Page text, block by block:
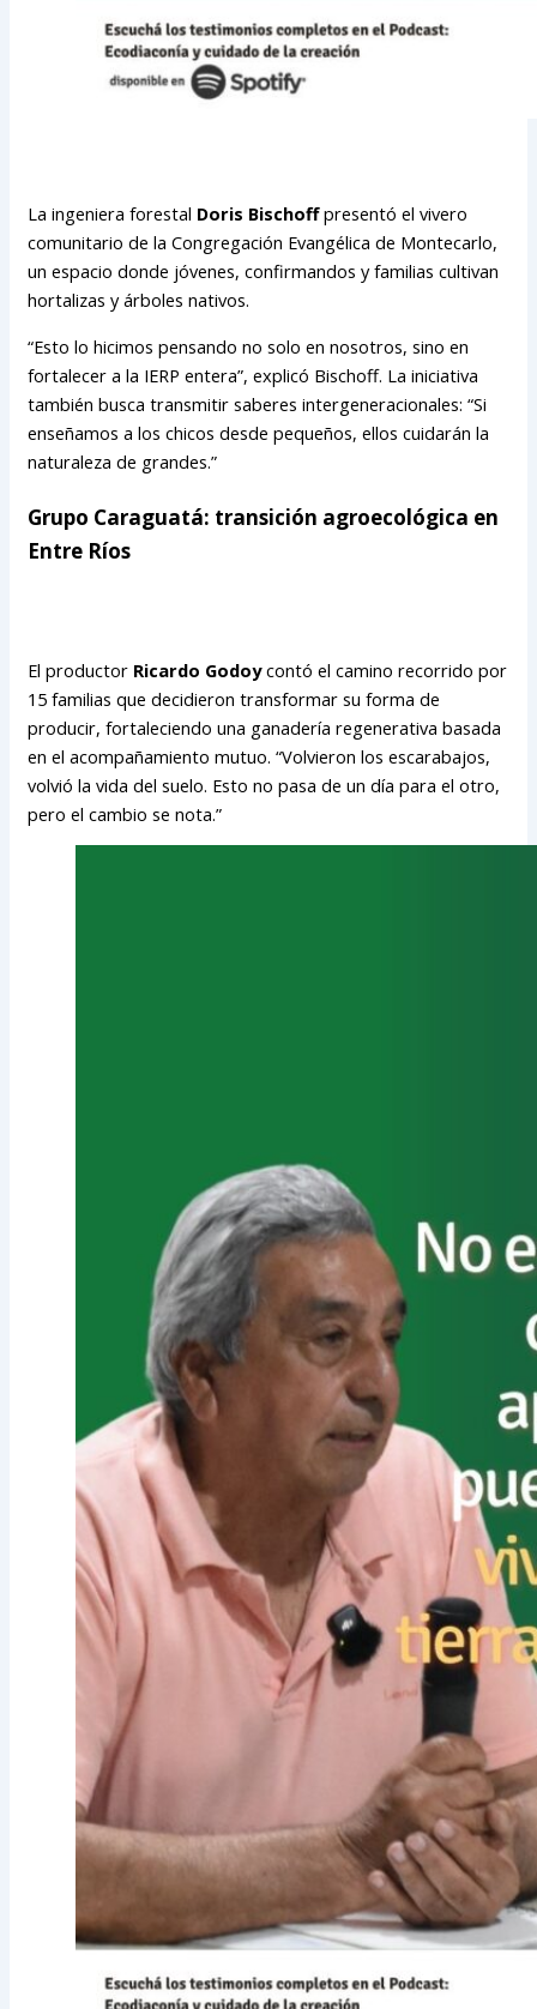
La ingeniera forestal Doris Bischoffpresentó el vivero
comunitario de la Congregación Evangélica de Montecarlo,
un espacio donde jóvenes, confirmandos y familias cultivan
hortalizas y árboles nativos.
“Esto lo hicimos pensando no solo en nosotros, sino en
fortalecer a la IERP entera”, explicó Bischoff. La iniciativa
también busca transmitir saberes intergeneracionales: “Si
enseñamos a los chicos desde pequeños, ellos cuidarán la
naturaleza de grandes.”
Grupo Caraguatá: transición agroecológica en
Entre Ríos
El productor Ricardo Godoycontó el camino recorrido por
15 familias que decidieron transformar su forma de
producir, fortaleciendo una ganadería regenerativa basada
en el acompañamiento mutuo. “Volvieron los escarabajos,
volvió la vida del suelo. Esto no pasa de un día para el otro,
pero el cambio se nota.”